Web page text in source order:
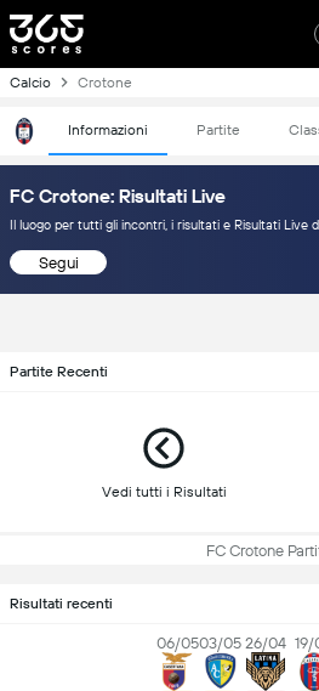
Calcio Crotone
Informazioni Partite
FC Crotone: Risultati Live
Il luogo per tutti gli incontri, i risultati e Risultati Live
Segui
Partite Recenti
Vedi tutti i Risultati
FC Crotone
Risultati recenti
06/0503/05 26/04 19/